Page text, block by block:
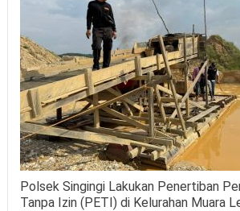
Polsek Singingi Lakukan Penertiban
Tanpa Izin (PETI) di Kelurahan Muara